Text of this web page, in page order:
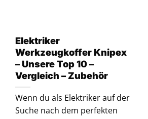
Elektriker
Werkzeugkoffer Knipex
– Unsere Top 10 –
Vergleich – Zubehör
Wenn du als Elektriker auf der
Suche nach dem perfekten